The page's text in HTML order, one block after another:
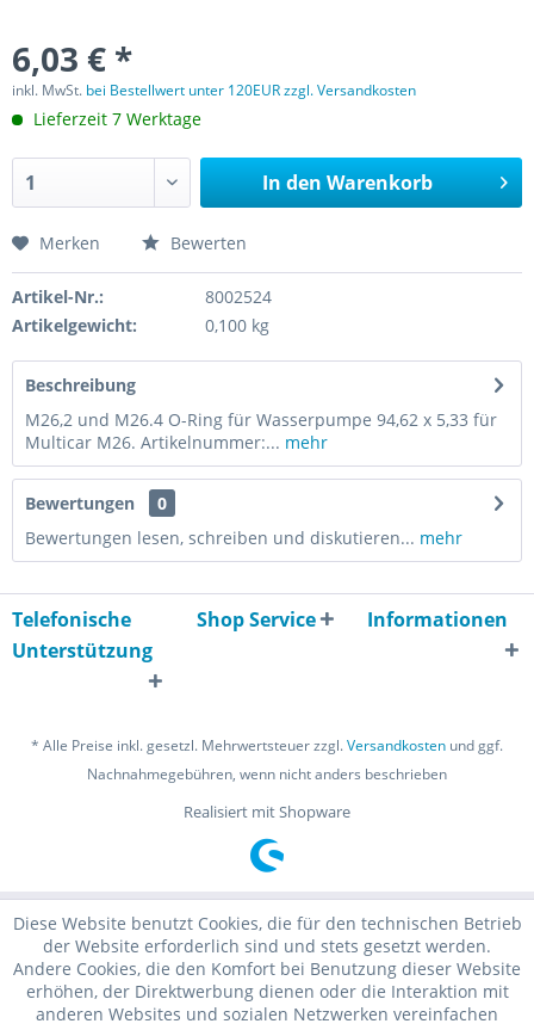
6,03 € *
inkl. MwSt. bei Bestellwert unter 120EUR zzgl. Versandkosten
Lieferzeit 7 Werktage
In den Warenkorb
Merken Bewerten
Artikel-Nr.:
8002524
Artikelgewicht:
0,100 kg
Beschreibung
M26,2 und M26.4 O-Ring für Wasserpumpe 94,62 x 5,33 für
Multicar M26. Artikelnummer:... mehr
Bewertungen
0
Bewertungen lesen, schreiben und diskutieren... mehr
Telefonische
Unterstützung
Shop Service Informationen
* Alle Preise inkl. gesetzl. Mehrwertsteuer zzgl.Versandkosten und ggf.
Nachnahmegebühren, wenn nicht anders beschrieben
Realisiert mit Shopware
Diese Website benutzt Cookies, die für den technischen Betrieb
der Website erforderlich sind und stets gesetzt werden.
Andere Cookies, die den Komfort bei Benutzung dieser Website
erhöhen, der Direktwerbung dienen oder die Interaktion mit
anderen Websites und sozialen Netzwerken vereinfachen